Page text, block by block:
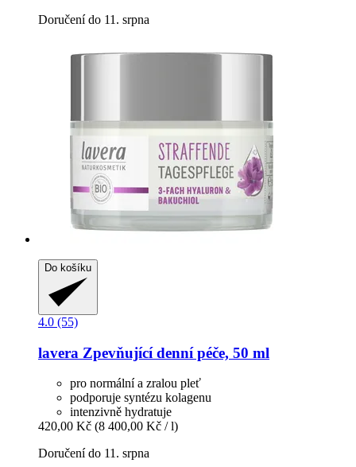
Doručení do 11. srpna
Do košíku
4.0 (55)
lavera Zpevňující denní péče, 50 ml
pro normální a zralou pleť
podporuje syntézu kolagenu
intenzivně hydratuje
420,00 Kč (8 400,00 Kč / l)
Doručení do 11. srpna